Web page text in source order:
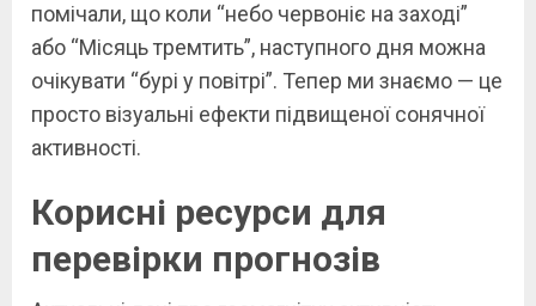
помічали, що коли “небо червоніє на заході”
або “Місяць тремтить”, наступного дня можна
очікувати “бурі у повітрі”. Тепер ми знаємо — це
просто візуальні ефекти підвищеної сонячної
активності.
Корисні ресурси для
перевірки прогнозів